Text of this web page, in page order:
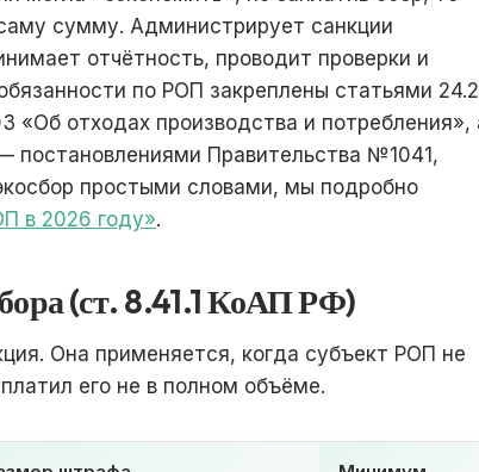
сумму. Администрирует санкции
отчётность, проводит проверки и
по РОП закреплены статьями
отходах производства и потребления»,
постановлениями Правительства №1041,
простыми словами, мы подробно
в 2026 году».
(ст. 8.41.1 КоАП РФ)
Она применяется, когда субъект РОП не
его не в полном объёме.